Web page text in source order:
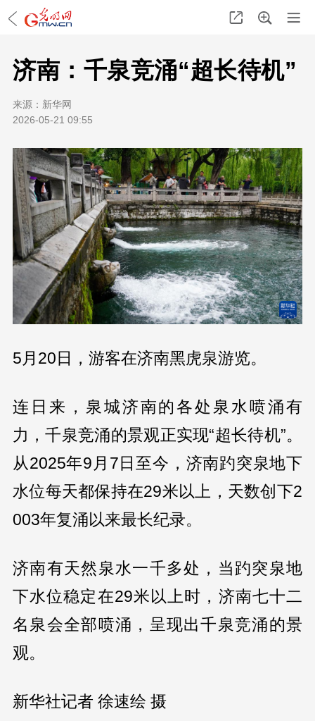
济南：千泉竞涌“超长待机”
来源： 新华网
2026-05-21 09:55
5月20日，游客在济南黑虎泉游览。
连日来，泉城济南的各处泉水喷涌有
力，千泉竞涌的景观正实现“超长待机”。
从2025年9月7日至今，济南趵突泉地下
水位每天都保持在29米以上，天数创下2
003年复涌以来最长纪录。
济南有天然泉水一千多处，当趵突泉地
下水位稳定在29米以上时，济南七十二
名泉会全部喷涌，呈现出千泉竞涌的景
观。
新华社记者 徐速绘 摄